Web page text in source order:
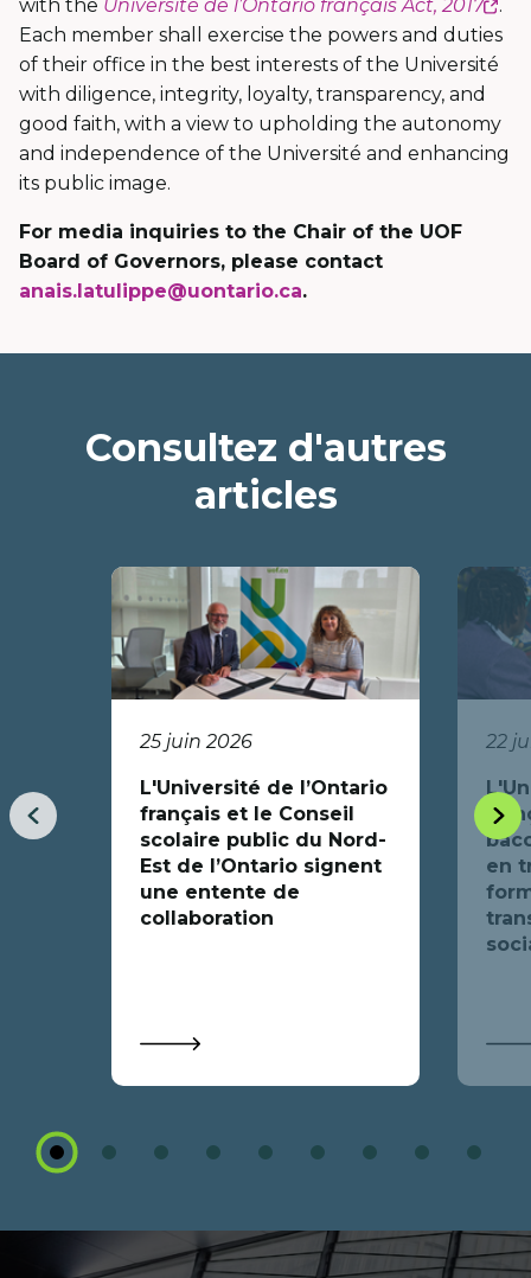
with the Université de l’Ontario français Act, 2017
lien
.
Each member shall exercise the powers and duties
of their office in the best interests of the Université
with diligence, integrity, loyalty, transparency, and
good faith, with a view to upholding the autonomy
and independence of the Université and enhancing
its public image.
For media inquiries to the Chair of the UOF
Board of Governors, please contact
anais.latulippe@uontario.ca.
Consultez d'autres
articles
25 juin 2026
L'Université de l’Ontario
français et le Conseil
scolaire public du Nord-
Est de l’Ontario signent
une entente de
collaboration
22
en
Item
précédent
1
Item